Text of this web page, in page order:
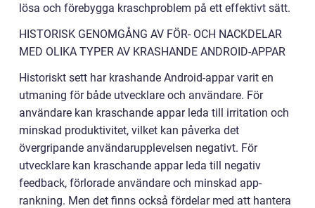
lösa och förebygga kraschproblem på ett effektivt sätt.
HISTORISK GENOMGÅNG AV FÖR- OCH NACKDELAR
MED OLIKA TYPER AV KRASHANDE ANDROID-APPAR
Historiskt sett har krashande Android-appar varit en
utmaning för både utvecklare och användare. För
användare kan kraschande appar leda till irritation och
minskad produktivitet, vilket kan påverka det
övergripande användarupplevelsen negativt. För
utvecklare kan kraschande appar leda till negativ
feedback, förlorade användare och minskad app-
rankning. Men det finns också fördelar med att hantera